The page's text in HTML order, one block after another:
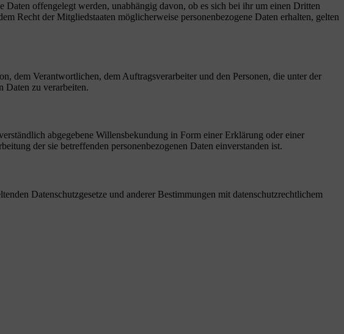
Daten offengelegt werden, unabhängig davon, ob es sich bei ihr um einen Dritten
Recht der Mitgliedstaaten möglicherweise personenbezogene Daten erhalten, gelten
dem Verantwortlichen, dem Auftragsverarbeiter und den Personen, die unter der
Daten zu verarbeiten.
abgegebene Willensbekundung in Form einer Erklärung oder einer
der sie betreffenden personenbezogenen Daten einverstanden ist.
Datenschutzgesetze und anderer Bestimmungen mit datenschutzrechtlichem